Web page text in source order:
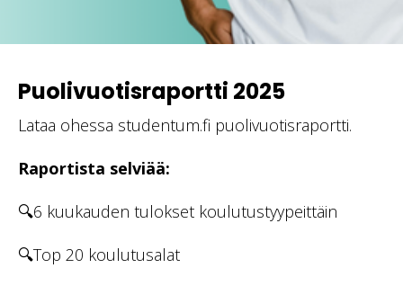
Puolivuotisraportti 2025
Lataa ohessa studentum.fi puolivuotisraportti.
Raportista selviää:
🔍6 kuukauden tulokset koulutustyypeittäin
🔍Top 20 koulutusalat